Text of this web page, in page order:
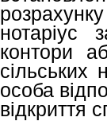
нотаріус
контори
особа
відкриття